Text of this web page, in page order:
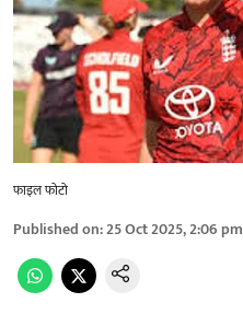
फाइल फोटो
Published on:25 Oct 2025, 2:06 pm